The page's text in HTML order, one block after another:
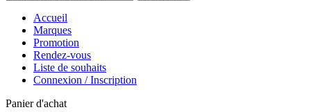
Accueil
Marques
Promotion
Rendez-vous
Liste de souhaits
Connexion / Inscription
Panier d'achat